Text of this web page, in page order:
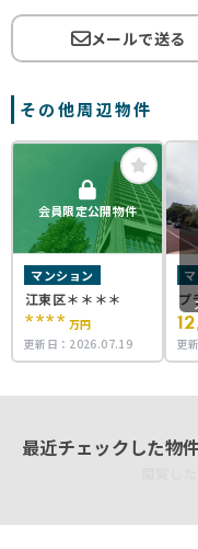
メールで送る
その他周辺物件
会員限定公開物件
マンション
江東区＊＊＊＊
**** 万円
更新日： 2026.07.19
プ
デ
更
最近チェックした物